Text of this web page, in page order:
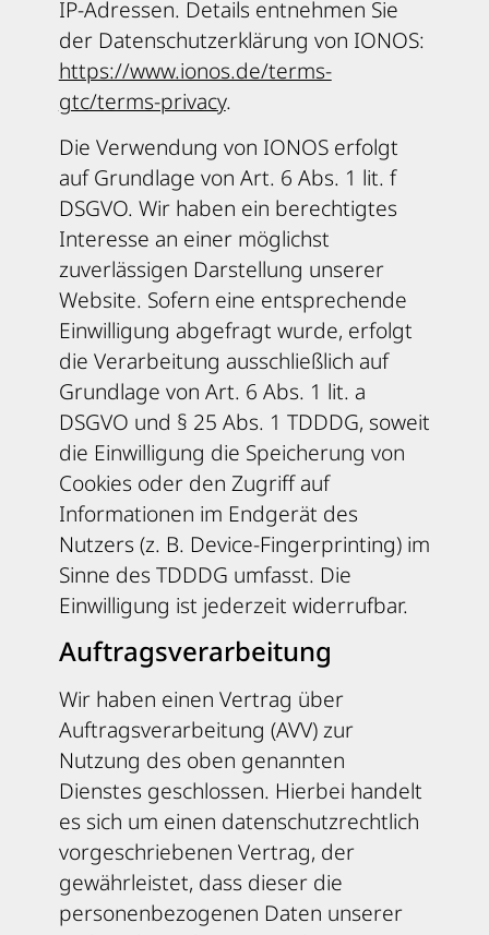
IP-Adressen. Details entnehmen Sie
der Datenschutzerklärung von IONOS:
https://www.ionos.de/terms-
gtc/terms-privacy.
Die Verwendung von IONOS erfolgt
auf Grundlage von Art. 6 Abs. 1 lit. f
DSGVO. Wir haben ein berechtigtes
Interesse an einer möglichst
zuverlässigen Darstellung unserer
Website. Sofern eine entsprechende
Einwilligung abgefragt wurde, erfolgt
die Verarbeitung ausschließlich auf
Grundlage von Art. 6 Abs. 1 lit. a
DSGVO und § 25 Abs. 1 TDDDG, soweit
die Einwilligung die Speicherung von
Cookies oder den Zugriff auf
Informationen im Endgerät des
Nutzers (z. B. Device-Fingerprinting) im
Sinne des TDDDG umfasst. Die
Einwilligung ist jederzeit widerrufbar.
Auftragsverarbeitung
Wir haben einen Vertrag über
Auftragsverarbeitung (AVV) zur
Nutzung des oben genannten
Dienstes geschlossen. Hierbei handelt
es sich um einen datenschutzrechtlich
vorgeschriebenen Vertrag, der
gewährleistet, dass dieser die
personenbezogenen Daten unserer